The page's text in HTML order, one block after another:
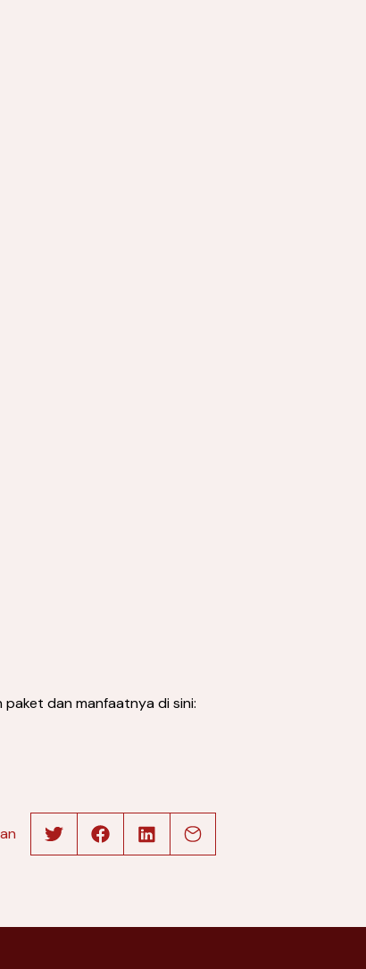
dan manfaatnya di sini: